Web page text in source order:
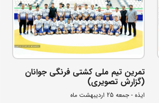
تمرین تیم ملی کشتی فرنگی جوانان
(گزارش تصویری)
ایذه - جمعه 25 اردیبهشت ماه